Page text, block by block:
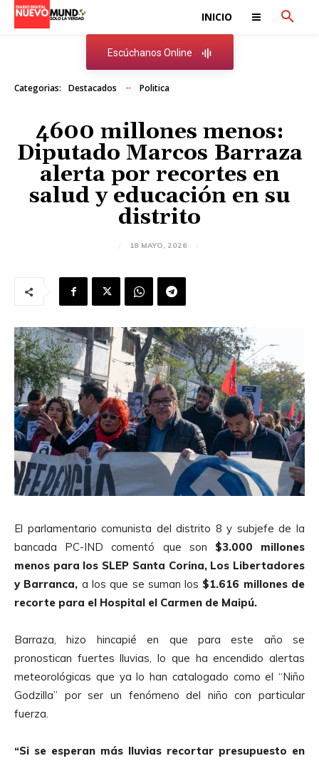
INICIO
Escúchanos Online
Categorias: Destacados Politica
4600 millones menos:
Diputado Marcos Barraza
alerta por recortes en
salud y educación en su
distrito
18 MAYO, 2026
El parlamentario comunista del distrito 8 y subjefe de la
bancada PC-IND comentó que son $3.000 millones
menos para los SLEP Santa Corina, Los Libertadores
y Barranca, a los que se suman los $1.616 millones de
recorte para el Hospital el Carmen de Maipú.
Barraza, hizo hincapié en que para este año se
pronostican fuertes lluvias, lo que ha encendido alertas
meteorológicas que ya lo han catalogado como el “Niño
Godzilla” por ser un fenómeno del niño con particular
fuerza.
“Si se esperan más lluvias recortar presupuesto en